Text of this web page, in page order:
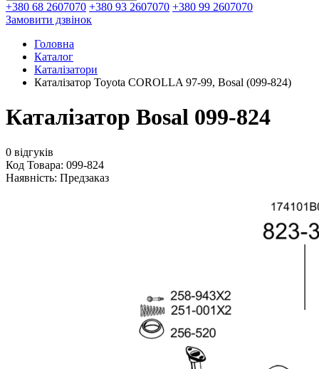
+380 68 2607070 +380 93 2607070 +380 99 2607070
Замовити дзвінок
Головна
Каталог
Каталізатори
Каталізатор Toyota COROLLA 97-99, Bosal (099-824)
Каталізатор Bosal 099-824
0 відгуків
Код Товара: 099-824
Наявність: Предзаказ